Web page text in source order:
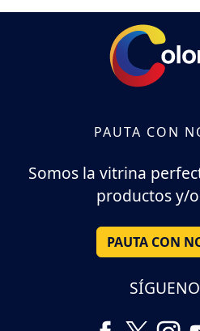
PAUTA CON
Somos la vitrina
productos y/
PAUTA CON